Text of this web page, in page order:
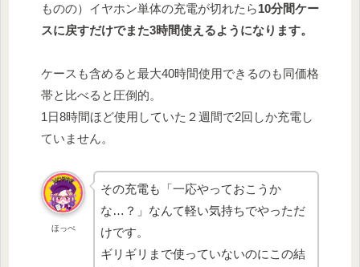
ものの）イヤホン単体の充電が切れたら10分間ケー
スに戻すだけでまた3時間使えるようになります。
ケースも含めると最大40時間使用できるのも同価格
帯と比べると圧倒的。
1日8時間ほど使用していた２週間で2回しか充電し
ていません。
ほっぺ
その充電も「一応やっておこうか
な…？」なんて軽い気持ちでやっただ
けです。
ギリギリまで使っていないのにこの結